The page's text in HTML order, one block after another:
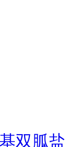
双胍盐